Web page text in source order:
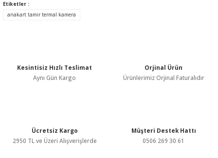
konularda yetersiz gördüğünüz noktaları öneri formunu kullanarak
tarafımıza iletebilirsiniz.
Ürün açıklamasında eksik bilgiler bulunuyor.
Ürün bilgilerinde hatalar bulunuyor.
Etiketler :
anakart tamir termal kamera
Kesintisiz Hızlı Teslimat
Aynı Gün Kargo
Orjinal Ürün
Ürünlerimiz Orjinal Faturalıdır
Ücretsiz Kargo
2950 TL ve Üzeri Alışverişlerde
Müşteri Destek Hattı
0506 269 30 61